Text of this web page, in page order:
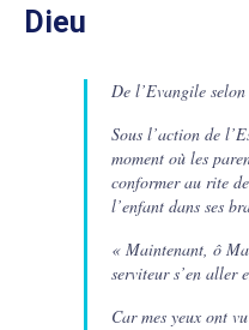
Dieu
De l’Evangile
Sous l’action de
moment où les
conformer au rite
l’enfant dans ses
« Maintenant, ô
serviteur s’en aller
Car mes yeux ont